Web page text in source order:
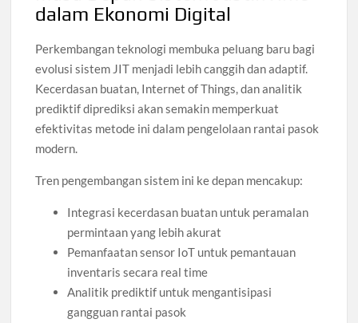
dalam Ekonomi Digital
Perkembangan teknologi membuka peluang baru bagi
evolusi sistem JIT menjadi lebih canggih dan adaptif.
Kecerdasan buatan, Internet of Things, dan analitik
prediktif diprediksi akan semakin memperkuat
efektivitas metode ini dalam pengelolaan rantai pasok
modern.
Tren pengembangan sistem ini ke depan mencakup:
Integrasi kecerdasan buatan untuk peramalan
permintaan yang lebih akurat
Pemanfaatan sensor IoT untuk pemantauan
inventaris secara real time
Analitik prediktif untuk mengantisipasi
gangguan rantai pasok